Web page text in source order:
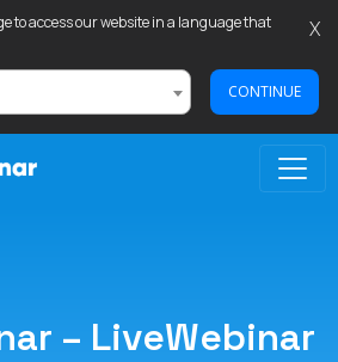
to access our website in a language that
CONTINUE
X
– LiveWebinar